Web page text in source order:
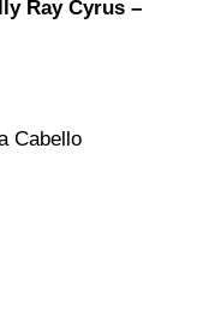
Ray Cyrus –
Cabello